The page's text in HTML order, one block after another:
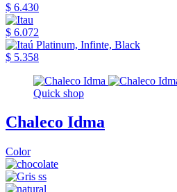
$ 6.430
$ 6.072
$ 5.358
Quick shop
Chaleco Idma
Color